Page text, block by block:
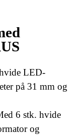
LED-
på 31 mm og
6 stk. hvide
og